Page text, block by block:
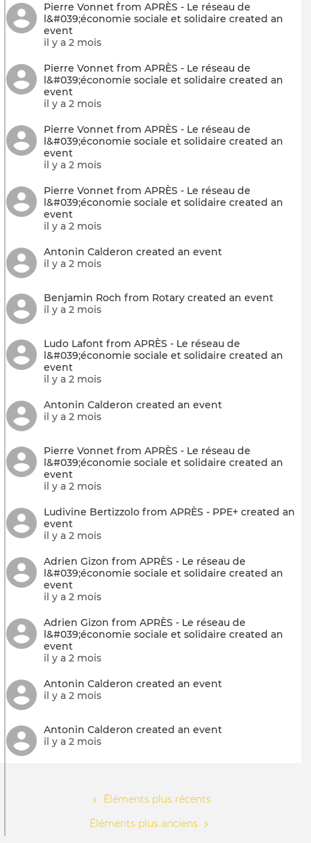
Pierre Vonnet from APRÈS - Le réseau de
l&#039;économie sociale et solidaire created an
event
il y a 2 mois
Pierre Vonnet from APRÈS - Le réseau de
l&#039;économie sociale et solidaire created an
event
il y a 2 mois
Pierre Vonnet from APRÈS - Le réseau de
l&#039;économie sociale et solidaire created an
event
il y a 2 mois
Pierre Vonnet from APRÈS - Le réseau de
l&#039;économie sociale et solidaire created an
event
il y a 2 mois
Antonin Calderon created an event
il y a 2 mois
Benjamin Roch from Rotary created an event
il y a 2 mois
Ludo Lafont from APRÈS - Le réseau de
l&#039;économie sociale et solidaire created an
event
il y a 2 mois
Antonin Calderon created an event
il y a 2 mois
Pierre Vonnet from APRÈS - Le réseau de
l&#039;économie sociale et solidaire created an
event
il y a 2 mois
Ludivine Bertizzolo from APRÈS - PPE+ created an
event
il y a 2 mois
Adrien Gizon from APRÈS - Le réseau de
l&#039;économie sociale et solidaire created an
event
il y a 2 mois
Adrien Gizon from APRÈS - Le réseau de
l&#039;économie sociale et solidaire created an
event
il y a 2 mois
Antonin Calderon created an event
il y a 2 mois
Antonin Calderon created an event
il y a 2 mois
Éléments plus récents
Éléments plus anciens